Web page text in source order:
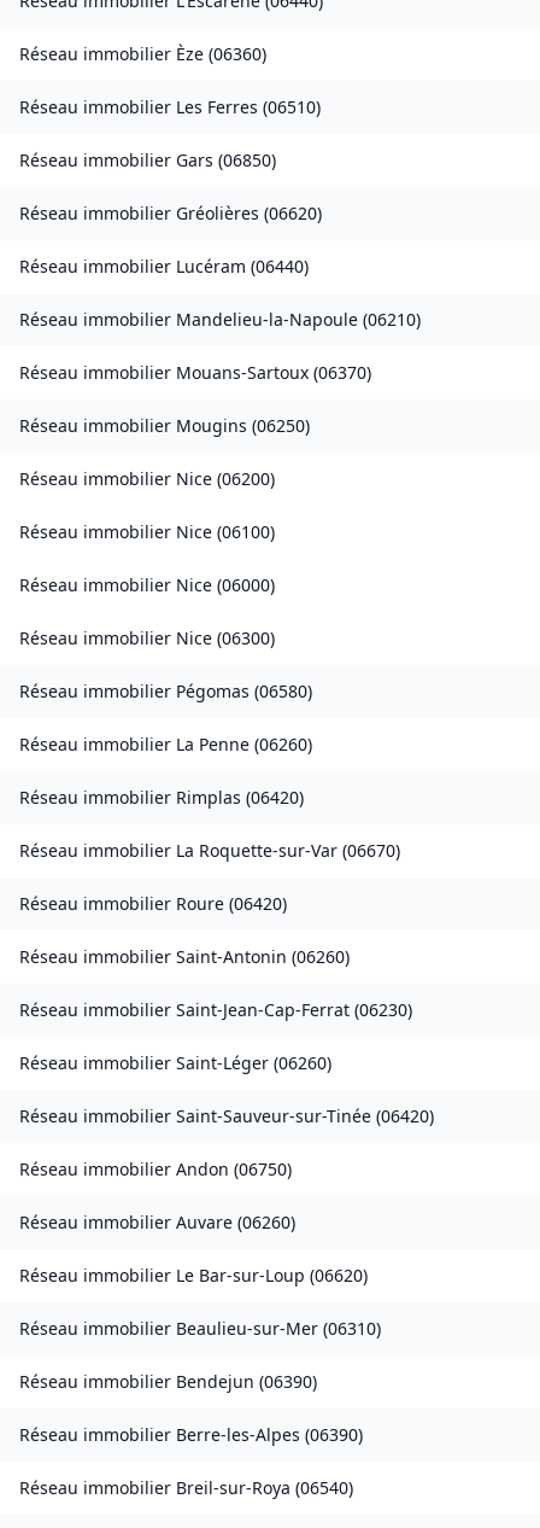
Réseau immobilier Èze (06360)
Réseau immobilier Les Ferres (06510)
Réseau immobilier Gars (06850)
Réseau immobilier Gréolières (06620)
Réseau immobilier Lucéram (06440)
Réseau immobilier Mandelieu-la-Napoule (06210)
Réseau immobilier Mouans-Sartoux (06370)
Réseau immobilier Mougins (06250)
Réseau immobilier Nice (06200)
Réseau immobilier Nice (06100)
Réseau immobilier Nice (06000)
Réseau immobilier Nice (06300)
Réseau immobilier Pégomas (06580)
Réseau immobilier La Penne (06260)
Réseau immobilier Rimplas (06420)
Réseau immobilier La Roquette-sur-Var (06670)
Réseau immobilier Roure (06420)
Réseau immobilier Saint-Antonin (06260)
Réseau immobilier Saint-Jean-Cap-Ferrat (06230)
Réseau immobilier Saint-Léger (06260)
Réseau immobilier Saint-Sauveur-sur-Tinée (06420)
Réseau immobilier Andon (06750)
Réseau immobilier Auvare (06260)
Réseau immobilier Le Bar-sur-Loup (06620)
Réseau immobilier Beaulieu-sur-Mer (06310)
Réseau immobilier Bendejun (06390)
Réseau immobilier Berre-les-Alpes (06390)
Réseau immobilier Breil-sur-Roya (06540)